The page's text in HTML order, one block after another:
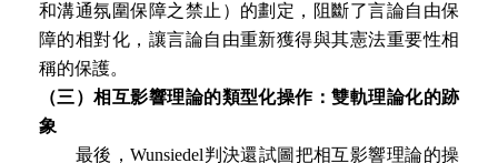
和溝通氛圍保障之禁止）的劃定，阻斷了言論自由保
障的相對化，讓言論自由重新獲得與其憲法重要性相
稱的保護。
（三）相互影響理論的類型化操作：雙軌理論化的跡
象
最後，Wunsiedel判決還試圖把相互影響理論的操